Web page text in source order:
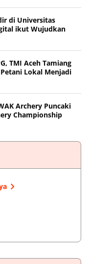
di Universitas
ikut Wujudkan
TMI Aceh Tamiang
Lokal Menjadi
Archery Puncaki
Championship